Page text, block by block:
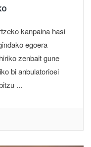
kanpaina hasi
egoera
zenbait gune
bi anbulatorioei
...